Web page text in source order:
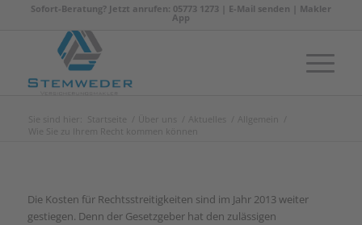
Sofort-Beratung? Jetzt anrufen: 05773 1273 | E-Mail senden Makler
App
Sie sind hier: Startseite Über uns Aktuelles Allgemein
Wie Sie zu Ihrem Recht kommen können
Die Kosten für Rechtsstreitigkeiten sind im Jahr 2013 weiter
gestiegen. Denn der Gesetzgeber hat den zulässigen